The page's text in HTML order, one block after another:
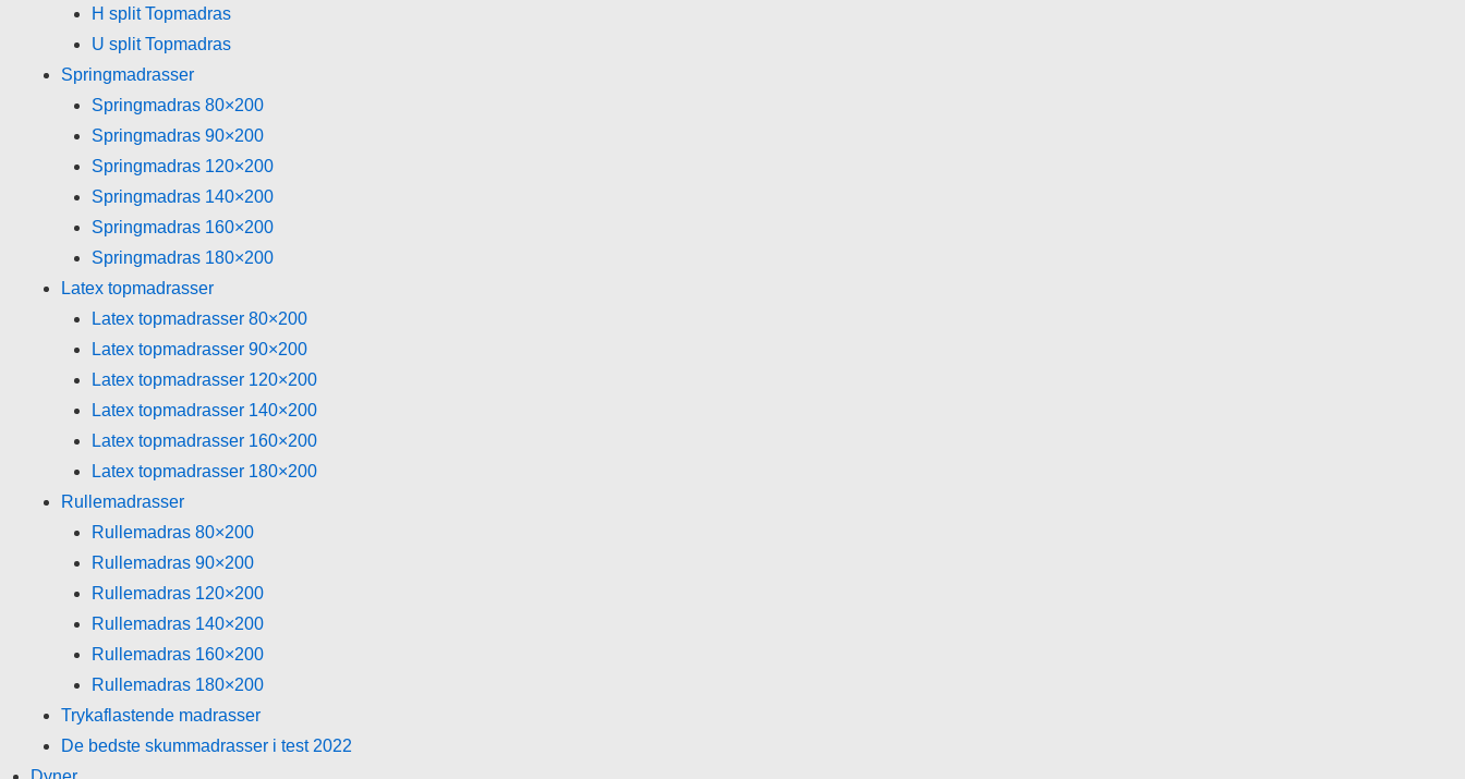
H split Topmadras
U split Topmadras
Springmadrasser
Springmadras 80×200
Springmadras 90×200
Springmadras 120×200
Springmadras 140×200
Springmadras 160×200
Springmadras 180×200
Latex topmadrasser
Latex topmadrasser 80×200
Latex topmadrasser 90×200
Latex topmadrasser 120×200
Latex topmadrasser 140×200
Latex topmadrasser 160×200
Latex topmadrasser 180×200
Rullemadrasser
Rullemadras 80×200
Rullemadras 90×200
Rullemadras 120×200
Rullemadras 140×200
Rullemadras 160×200
Rullemadras 180×200
Trykaflastende madrasser
De bedste skummadrasser i test 2022